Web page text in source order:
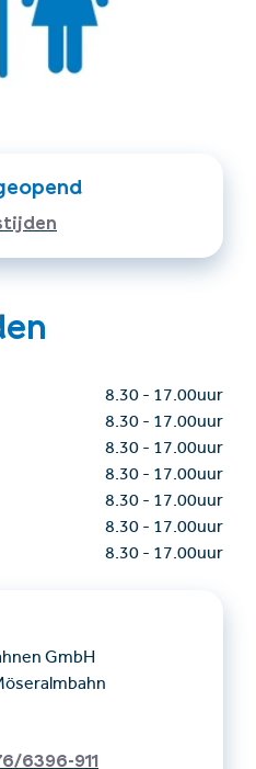
cadeaushop
Nederlands
8.30 - 17.00uur
8.30 - 17.00uur
8.30 - 17.00uur
8.30 - 17.00uur
8.30 - 17.00uur
8.30 - 17.00uur
8.30 - 17.00uur
GmbH
6396-911